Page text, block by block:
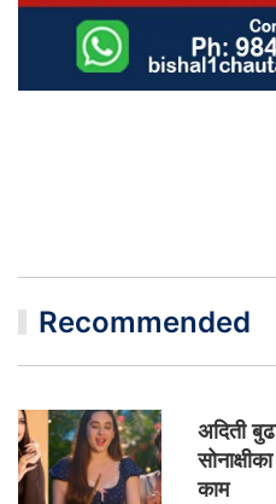
Recommended
अदिती
काम